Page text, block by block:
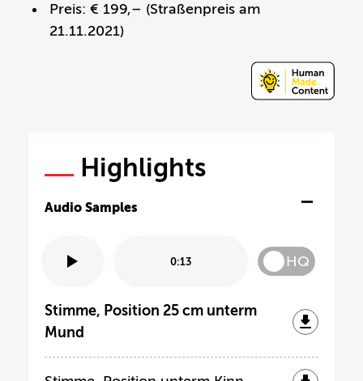
Preis: € 199,– (Straßenpreis am
21.11.2021)
Highlights
Audio Samples
0:13 HQ
Stimme, Position 25 cm unterm
Mund